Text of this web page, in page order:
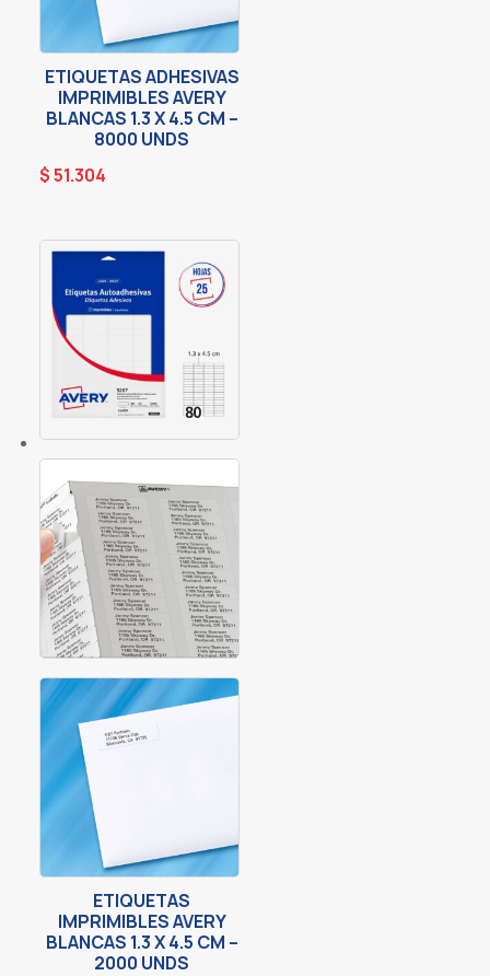
ETIQUETAS ADHESIVAS
IMPRIMIBLES AVERY
BLANCAS 1.3 X 4.5 CM –
8000 UNDS
$51.304
ETIQUETAS
IMPRIMIBLES AVERY
BLANCAS 1.3 X 4.5 CM –
2000 UNDS